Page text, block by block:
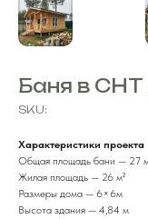
Баня в СНТ
SKU:
Характеристики проекта
Общая площадь бани — 27
Жилая площадь — 26 м²
Размеры дома — 6×6м
Высота здания — 4,84 м